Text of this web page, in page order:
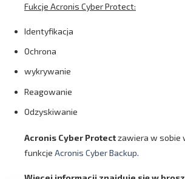
Fukcje Acronis Cyber Protect:
Identyfikacja
Ochrona
wykrywanie
Reagowanie
Odzyskiwanie
Acronis Cyber Protectzawiera w sobie
funkcje Acronis Cyber Backup.